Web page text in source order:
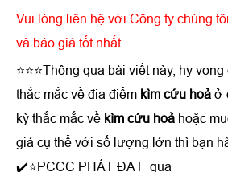
Vui lòng liên hệ với Công ty chúng
và báo giá tốt nhất.
⭐⭐⭐Thông qua bài viết này, hy
thắc mắc về địa điểm kìm cứu hoả ở
kỳ thắc mắc về kìm cứu hoả hoặc
giá cụ thể với số lượng lớn thì bạn
✔️⭐PCCC PHÁT ĐẠT qua